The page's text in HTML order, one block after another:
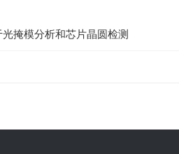
掩模分析和芯片晶圆检测